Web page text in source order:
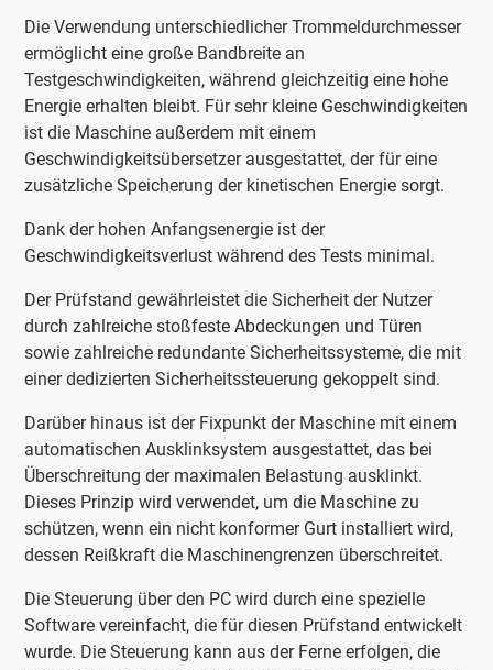
Die Verwendung unterschiedlicher Trommeldurchmesser
ermöglicht eine große Bandbreite an
Testgeschwindigkeiten, während gleichzeitig eine hohe
Energie erhalten bleibt. Für sehr kleine Geschwindigkeiten
ist die Maschine außerdem mit einem
Geschwindigkeitsübersetzer ausgestattet, der für eine
zusätzliche Speicherung der kinetischen Energie sorgt.
Dank der hohen Anfangsenergie ist der
Geschwindigkeitsverlust während des Tests minimal.
Der Prüfstand gewährleistet die Sicherheit der Nutzer
durch zahlreiche stoßfeste Abdeckungen und Türen
sowie zahlreiche redundante Sicherheitssysteme, die mit
einer dedizierten Sicherheitssteuerung gekoppelt sind.
Darüber hinaus ist der Fixpunkt der Maschine mit einem
automatischen Ausklinksystem ausgestattet, das bei
Überschreitung der maximalen Belastung ausklinkt.
Dieses Prinzip wird verwendet, um die Maschine zu
schützen, wenn ein nicht konformer Gurt installiert wird,
dessen Reißkraft die Maschinengrenzen überschreitet.
Die Steuerung über den PC wird durch eine spezielle
Software vereinfacht, die für diesen Prüfstand entwickelt
wurde. Die Steuerung kann aus der Ferne erfolgen, die